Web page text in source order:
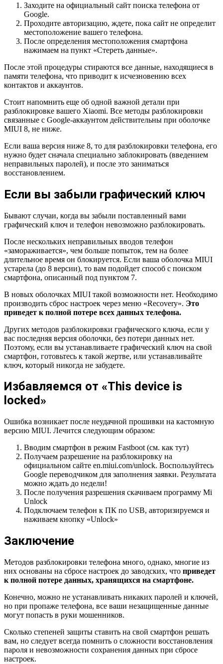
Заходите на официальный сайт поиска телефона от
Google.
Проходите авторизацию, ждете, пока сайт не определит
местоположение вашего телефона.
После определения местоположения смартфона
нажимаем на пункт «Стереть данные».
После этой процедуры стираются все данные, находящиеся в
памяти телефона, что приводит к исчезновению всех
контактов и аккаунтов.
Стоит напомнить еще об одной важной детали при
разблокировке вашего Xiaomi. Все методы разблокировки
связанные с Google-аккаунтом действительны при оболочке
MIUI 8, не ниже.
Если ваша версия ниже 8, то для разблокировки телефона, его
нужно будет сначала специально заблокировать (введением
неправильных паролей), и после это заниматься
восстановлением.
Если вы забыли графический ключ
Бывают случаи, когда вы забыли поставленный вами
графический ключ и телефон невозможно разблокировать.
После нескольких неправильных вводов телефон
«замораживается», чем больше попыток, тем на более
длительное время он блокируется. Если ваша оболочка MIUI
устарела (до 8 версии), то вам подойдет способ с поиском
смартфона, описанный под пунктом 7.
В новых оболочках MIUI такой возможности нет. Необходимо
производить сброс настроек через меню «Recovery». Это
приведет к полной потере всех данных телефона.
Других методов разблокировки графического ключа, если у
вас последняя версия оболочки, без потери данных нет.
Поэтому, если вы устанавливаете графический ключ на свой
смартфон, готовьтесь к такой жертве, или устанавливайте
ключ, который никогда не забудете.
Избавляемся от «This device is
locked»
Ошибка возникает после неудачной прошивки на кастомную
версию MIUI. Лечится следующим образом:
Вводим смартфон в режим Fastboot (см. как тут)
Получаем разрешение на разблокировку на
официальном сайте en.miui.com/unlock. Воспользуйтесь
Google переводчиком для заполнения заявки. Результата
можно ждать до недели!
После получения разрешения скачиваем программу Mi
Unlock
Подключаем телефон к ПК по USB, авторизируемся и
наживаем кнопку «Unlock»
Заключение
Методов разблокировки телефона много, однако, многие из
них основаны на сбросе настроек до заводских, что приведет
к полной потере данных, хранящихся на смартфоне.
Конечно, можно не устанавливать никаких паролей и ключей,
но при пропаже телефона, все ваши незащищенные данные
могут попасть в руки мошенников.
Сколько степеней защиты ставить на свой смартфон решать
вам, но следует всегда помнить о сложности восстановления
пароля и невозможности сохранения данных при сбросе
настроек.